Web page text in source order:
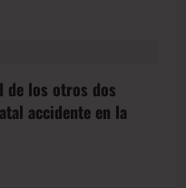
de los otros dos
accidente en la